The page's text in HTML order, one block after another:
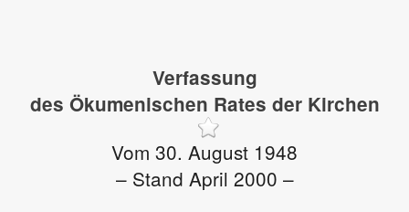
Verfassung
des Ökumenischen Rates der Kirchen
Vom 30. August 1948
– Stand April 2000 –